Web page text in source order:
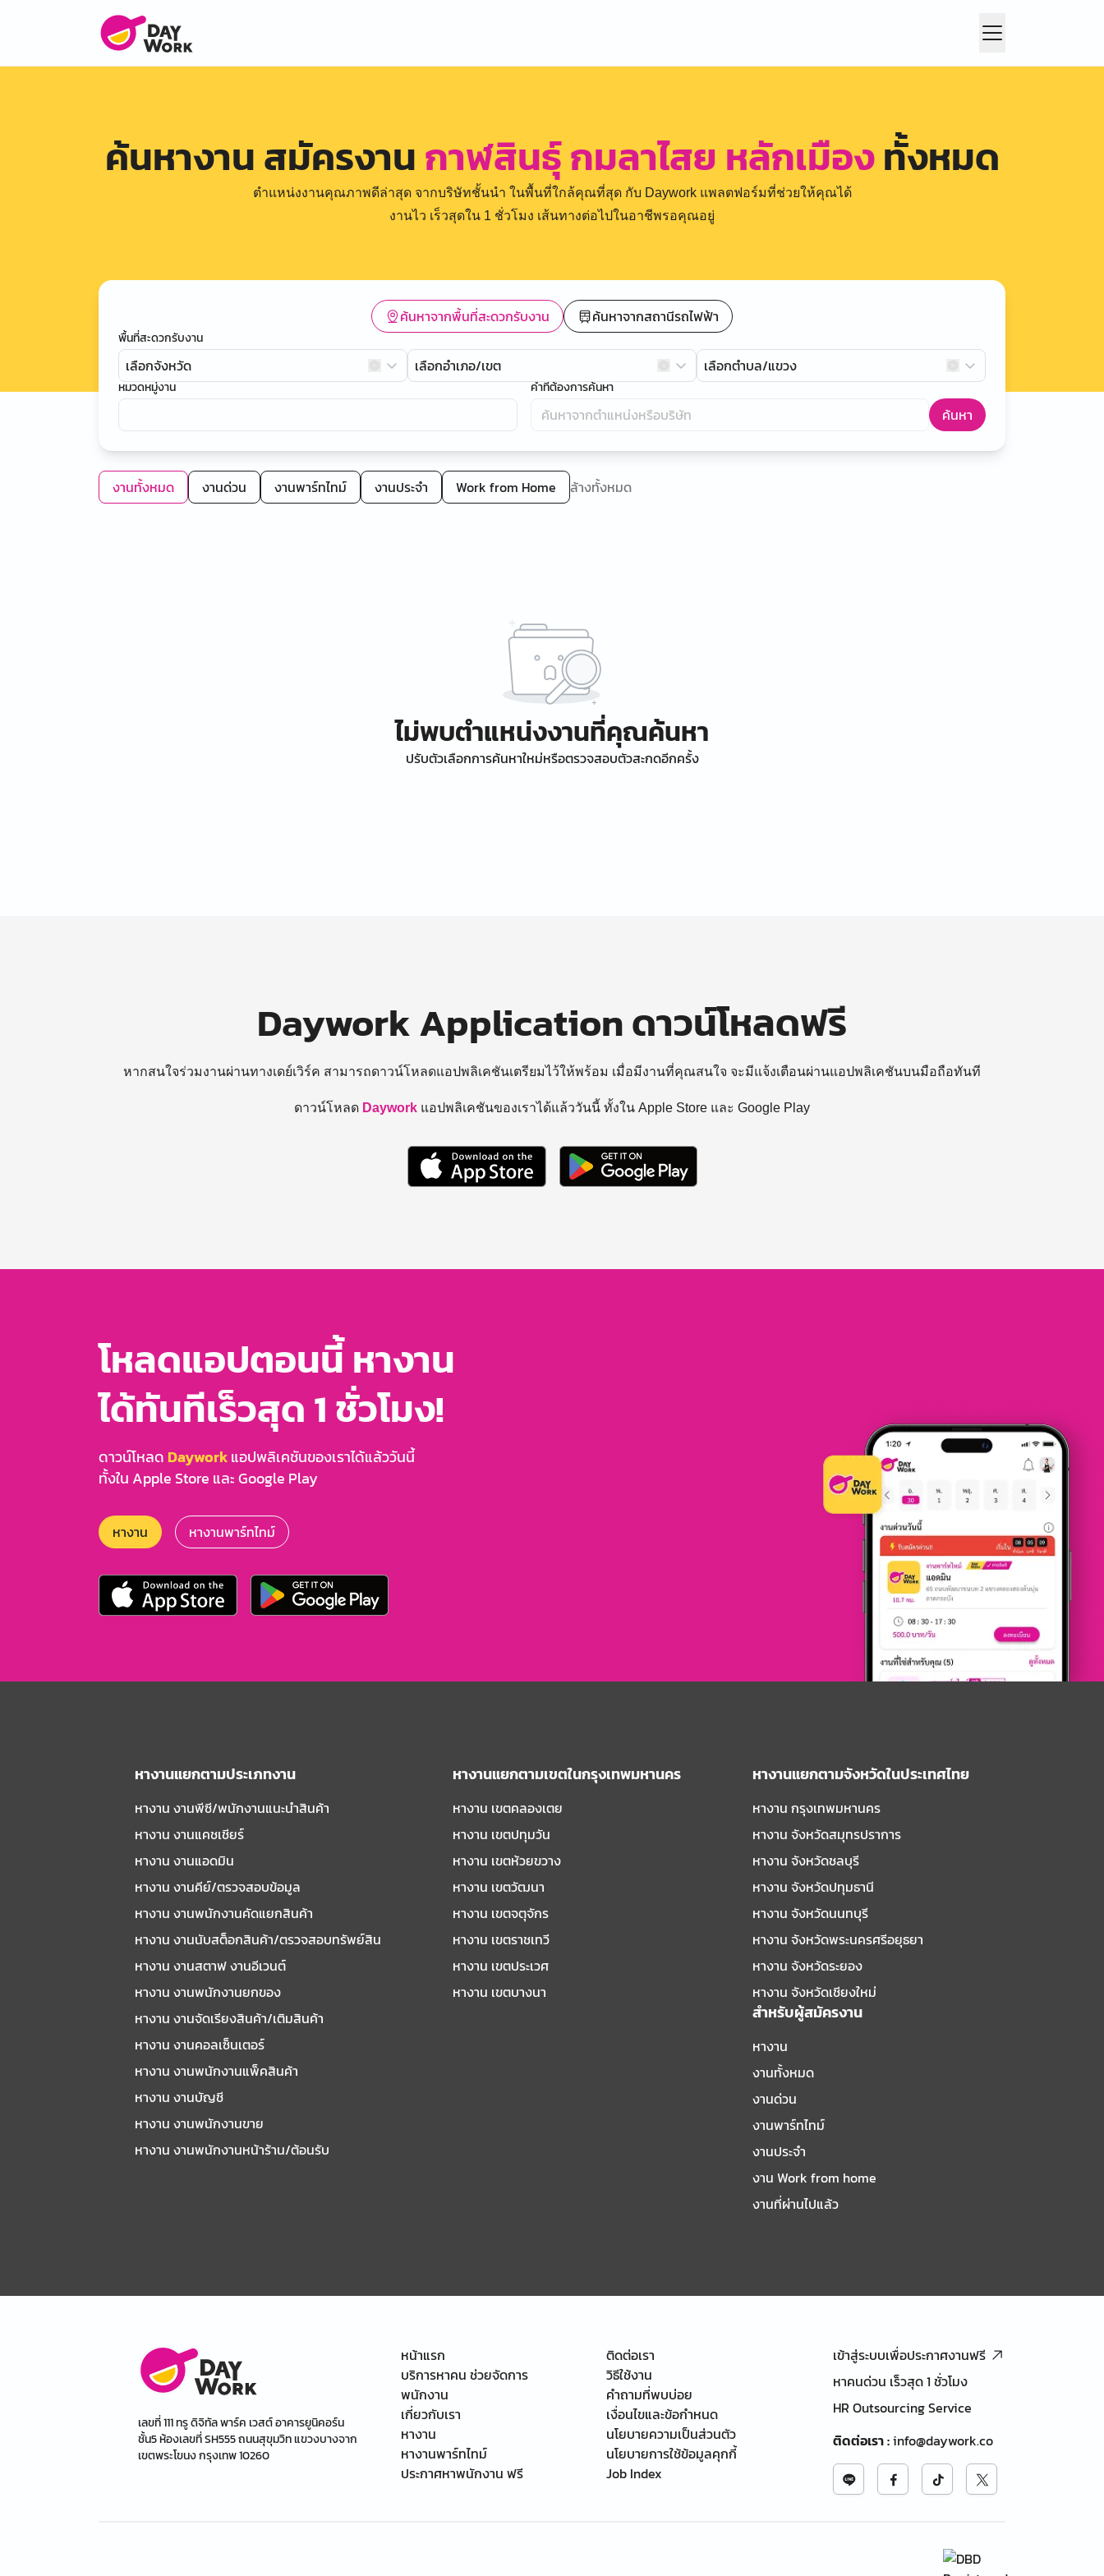
ค้นหางาน สมัครงานกาฬสินธุ์ กมลาไสย หลักเมืองทั้งหมด
ตำแหน่งงานคุณภาพดีล่าสุด จากบริษัทชั้นนำ ในพื้นที่ใกล้คุณที่สุด กับ Daywork แพลตฟอร์มที่ช่วยให้คุณได้
งานไว เร็วสุดใน 1 ชั่วโมง เส้นทางต่อไปในอาชีพรอคุณอยู่
ค้นหาจากพื้นที่สะดวกรับงาน ค้นหาจากสถานีรถไฟฟ้า
พื้นที่สะดวกรับงาน
เลือกจังหวัด เลือกอำเภอ/เขต เลือกตำบล/แขวง
หมวดหมู่งาน คำที่ต้องการค้นหา
ค้นหา
งานทั้งหมด งานด่วน งานพาร์ทไทม์ งานประจำ Work from Home ล้างทั้งหมด
ไม่พบตำแหน่งงานที่คุณค้นหา
ปรับตัวเลือกการค้นหาใหม่หรือตรวจสอบตัวสะกดอีกครั้ง
Daywork Application ดาวน์โหลดฟรี
หากสนใจร่วมงานผ่านทางเดย์เวิร์ค สามารถดาวน์โหลดแอปพลิเคชันเตรียมไว้ให้พร้อม เมื่อมีงานที่คุณสนใจ จะมีแจ้งเตือนผ่านแอปพลิเคชันบนมือถือทันที
ดาวน์โหลด Daywork แอปพลิเคชันของเราได้แล้ววันนี้ ทั้งใน Apple Store และ Google Play
โหลดแอปตอนนี้ หางาน
ได้ทันทีเร็วสุด 1 ชั่วโมง!
ดาวน์โหลด Dayworkแอปพลิเคชันของเราได้แล้ววันนี้
ทั้งใน Apple Store และ Google Play
หางาน หางานพาร์ทไทม์
หางานแยกตามประเภทงาน
หางาน งานพีซี/พนักงานแนะนําสินค้า
หางาน งานแคชเชียร์
หางาน งานแอดมิน
หางาน งานคีย์/ตรวจสอบข้อมูล
หางาน งานพนักงานคัดแยกสินค้า
หางาน งานนับสต็อกสินค้า/ตรวจสอบทรัพย์สิน
หางาน งานสตาฟ งานอีเวนต์
หางาน งานพนักงานยกของ
หางาน งานจัดเรียงสินค้า/เติมสินค้า
หางาน งานคอลเซ็นเตอร์
หางาน งานพนักงานแพ็คสินค้า
หางาน งานบัญชี
หางาน งานพนักงานขาย
หางาน งานพนักงานหน้าร้าน/ต้อนรับ
หางานแยกตามเขตในกรุงเทพมหานคร
หางาน เขตคลองเตย
หางาน เขตปทุมวัน
หางาน เขตห้วยขวาง
หางาน เขตวัฒนา
หางาน เขตจตุจักร
หางาน เขตราชเทวี
หางาน เขตประเวศ
หางาน เขตบางนา
หางานแยกตามจังหวัดในประเทศไทย
หางาน กรุงเทพมหานคร
หางาน จังหวัดสมุทรปราการ
หางาน จังหวัดชลบุรี
หางาน จังหวัดปทุมธานี
หางาน จังหวัดนนทบุรี
หางาน จังหวัดพระนครศรีอยุธยา
หางาน จังหวัดระยอง
หางาน จังหวัดเชียงใหม่
สำหรับผู้สมัครงาน
หางาน
งานทั้งหมด
งานด่วน
งานพาร์ทไทม์
งานประจำ
งาน Work from home
งานที่ผ่านไปแล้ว
เลขที่ 111 ทรู ดิจิทัล พาร์ค เวสต์ อาคารยูนิคอร์น
ชั้น5 ห้องเลขที่ SH555 ถนนสุขุมวิท แขวงบางจาก
เขตพระโขนง กรุงเทพ 10260
หน้าแรก
บริการหาคน ช่วยจัดการ
พนักงาน
เกี่ยวกับเรา
หางาน
หางานพาร์ทไทม์
ประกาศหาพนักงาน ฟรี
ติดต่อเรา
วิธีใช้งาน
คำถามที่พบบ่อย
เงื่อนไขและข้อกำหนด
นโยบายความเป็นส่วนตัว
นโยบายการใช้ข้อมูลคุกกี้
Job Index
เข้าสู่ระบบเพื่อประกาศงานฟรี
หาคนด่วน เร็วสุด 1 ชั่วโมง
HR Outsourcing Service
ติดต่อเรา:info@daywork.co